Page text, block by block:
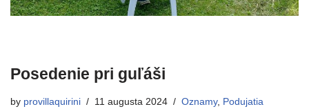
Posedenie pri guľáši
by provillaquirini 11 augusta 2024 Oznamy, Podujatia